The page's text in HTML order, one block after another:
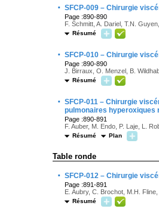
· SFCP-009 – Chirurgie
Page :890-890
F. Schmitt, A. Dariel, T.N.
Résumé
· SFCP-010 – Chirurgie
Page :890-890
J. Birraux, O. Menzel, B.
Résumé
· SFCP-011 – Chirurgie
pulmonaires hyperoxiques
Page :890-891
F. Auber, M. Endo, P. Laje, L.
Résumé Plan
Table ronde
· SFCP-012 – Chirurgie
Page :891-891
E. Aubry, C. Brochot, M.H.
Résumé